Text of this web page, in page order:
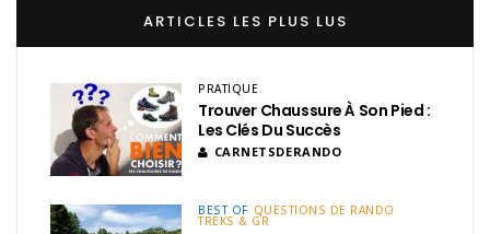
ARTICLES LES PLUS LUS
PRATIQUE
Trouver Chaussure À Son Pied :
Les Clés Du Succès
CARNETSDERANDO
BEST OF QUESTIONS DE RANDO
TREKS & GR